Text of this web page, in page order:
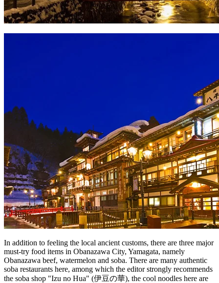
In addition to feeling the local ancient customs, there are three major
must-try food items in Obanazawa City, Yamagata, namely
Obanazawa beef, watermelon and soba. There are many authentic
soba restaurants here, among which the editor strongly recommends
the soba shop "Izu no Hua" (伊豆の華), the cool noodles here are